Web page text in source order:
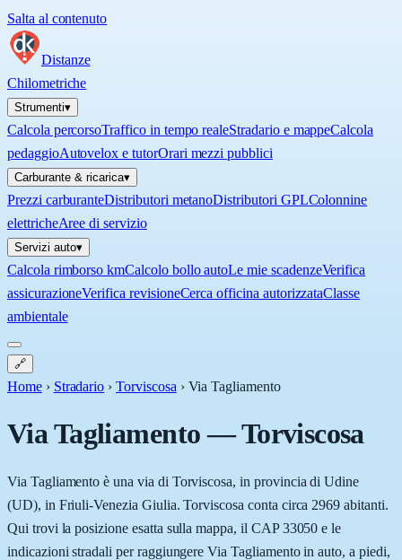
Salta al contenuto
Distanze
Chilometriche
Strumenti▾
Calcola percorsoTraffico in tempo realeStradario e mappeCalcola
pedaggioAutovelox e tutorOrari mezzi pubblici
Carburante & ricarica▾
Prezzi carburanteDistributori metanoDistributori GPLColonnine
elettricheAree di servizio
Servizi auto▾
Calcola rimborso kmCalcolo bollo autoLe mie scadenzeVerifica
assicurazioneVerifica revisioneCerca officina autorizzataClasse
ambientale
🔗
Home › Stradario › Torviscosa › Via Tagliamento
Via Tagliamento—Torviscosa
Via Tagliamento è una via di Torviscosa, in provincia di Udine
(UD), in Friuli-Venezia Giulia. Torviscosa conta circa 2969 abitanti.
Qui trovi la posizione esatta sulla mappa, il CAP 33050 e le
indicazioni stradali per raggiungere Via Tagliamento in auto, a piedi,